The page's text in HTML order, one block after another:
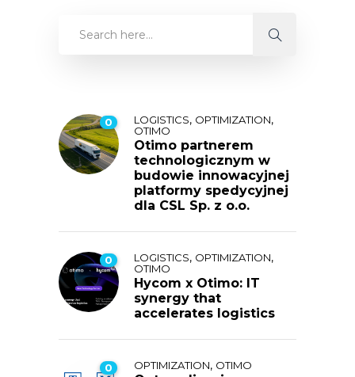
0 LOGISTICS, OPTIMIZATION,
OTIMO
Otimo partnerem
technologicznym w
budowie innowacyjnej
platformy spedycyjnej
dla CSL Sp. z o.o.
0 LOGISTICS, OPTIMIZATION,
OTIMO
Hycom x Otimo: IT
synergy that
accelerates logistics
0 OPTIMIZATION, OTIMO